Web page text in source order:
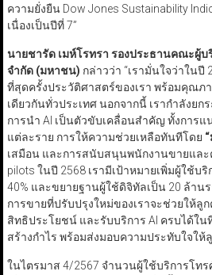
ความยั่งยืน Dow Jones Sustainability
เนื่องเป็นปีที่ 7”
นายชารัด เมห์โรทรา รองประธานคณะผู้บ
จำกัด (มหาชน) กล่าวว่า “เรามั่นใจว่าในปี
ที่สุดครั้งประวัติศาสตร์ของเรา พร้อมคุณภ
เดียวกันทั่วประเทศ นอกจากนี้ เรากำลังยก
การนำ AI เป็นตัวขับเคลื่อนสำคัญ ทั้งการ
แต่ละราย การให้ความช่วยเหลือทันทีโดย “
เสมือน และการสนับสนุนพนักงานขายและ
pilots ในปี 2568 เรามีเป้าหมายเพิ่มผู้ใช้บ
40% และขยายฐานผู้ใช้ดิจิทัลเป็น 20 ล้าน
การขายที่ปรับปรุงใหม่ของเราจะช่วยให้ลู
สิทธิประโยชน์ และรับบริการ AI ครบได้ใน
สร้างกำไร พร้อมส่งมอบความประทับใจให้
ในไตรมาส 4/2567 จำนวนผู้ใช้บริการโท